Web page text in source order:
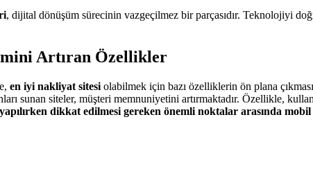
, dijital dönüşüm sürecinin vazgeçilmez bir parçasıdır. Teknolojiyi
Artıran Özellikler
en iyi nakliyat sitesi olabilmek için bazı özelliklerin ön plana
sunan siteler, müşteri memnuniyetini artırmaktadır. Özellikle,
dikkat edilmesi gereken önemli noktalar arasında